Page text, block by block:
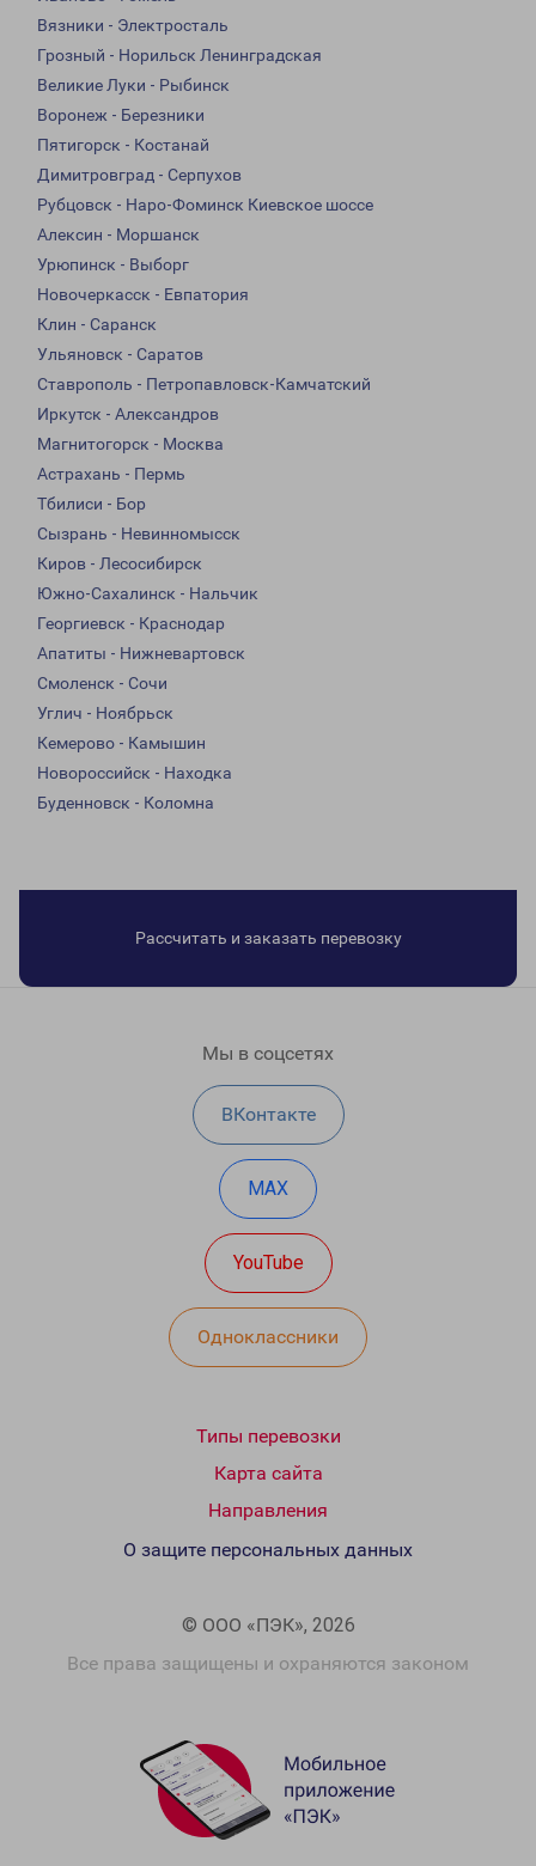
Вязники - Электросталь
Грозный - Норильск Ленинградская
Великие Луки - Рыбинск
Воронеж - Березники
Пятигорск - Костанай
Димитровград - Серпухов
Рубцовск - Наро-Фоминск Киевское шоссе
Алексин - Моршанск
Урюпинск - Выборг
Новочеркасск - Евпатория
Клин - Саранск
Ульяновск - Саратов
Ставрополь - Петропавловск-Камчатский
Иркутск - Александров
Магнитогорск - Москва
Астрахань - Пермь
Тбилиси - Бор
Сызрань - Невинномысск
Киров - Лесосибирск
Южно-Сахалинск - Нальчик
Георгиевск - Краснодар
Апатиты - Нижневартовск
Смоленск - Сочи
Углич - Ноябрьск
Кемерово - Камышин
Новороссийск - Находка
Буденновск - Коломна
Рассчитать и заказать перевозку
Мы в соцсетях
ВКонтакте
MAX
YouTube
Одноклассники
Типы перевозки
Карта сайта
Направления
© ООО «ПЭК», 2026
Все права защищены и охраняются законом
О защите персональных данных